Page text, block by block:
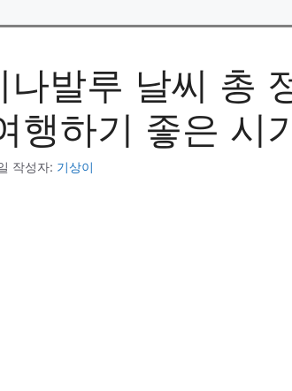
나발루 날씨 총
행하기 좋은 시
작성자: 기상이